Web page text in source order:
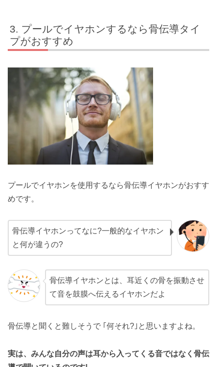
プールでイヤホンするなら骨伝導タイ
プがおすすめ
プールでイヤホンを使用するなら骨伝導イヤホンがおすす
めです。
骨伝導イヤホンってなに?一般的なイヤホン
と何が違うの?
骨伝導イヤホンとは、耳近くの骨を振動させ
て音を鼓膜へ伝えるイヤホンだよ
骨伝導と聞くと難しそうで ｢何それ?｣と思いますよね。
実は、みんな自分の声は耳から入ってくる音ではなく骨伝